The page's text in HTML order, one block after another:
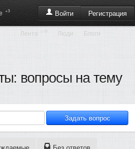
Войти Регистрация
+3
Лента +19 Люди Блоги
вопросы на тему